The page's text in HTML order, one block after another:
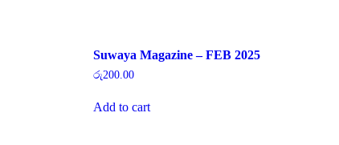
Suwaya Magazine – FEB 2025
රු200.00
Add to cart